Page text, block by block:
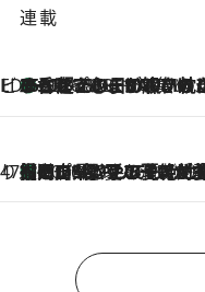
連載
ビューティいいもの集め EDITORS' BEST
2026.8.10
35℃超えの日の夜、枕にひと吹き！ BAUMのルームスプレーが、ひのきの香りで心まで解きほぐす
47都道府県の手みやげ ひんやりスイーツで夏を満喫
2026.8.10
【岡山県】この夏絶対食べたい 冷やしておいしいおやつ3選 フルーツが主役のプリンやアイスが勢揃い